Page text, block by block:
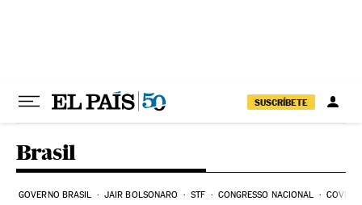
SUSCRÍBETE
Brasil
GOVERNO BRASIL JAIR BOLSONARO STF CONGRESSO NACIONAL COVID-